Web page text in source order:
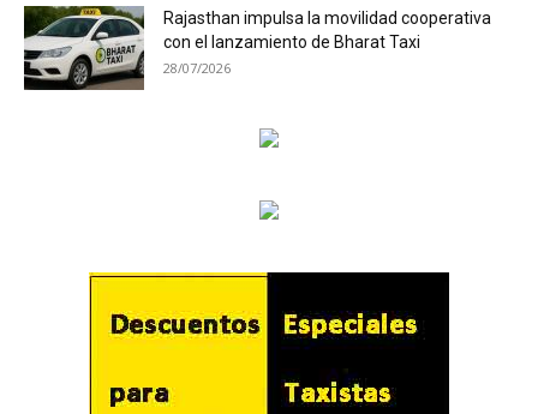
Rajasthan impulsa la movilidad cooperativa
con el lanzamiento de Bharat Taxi
28/07/2026